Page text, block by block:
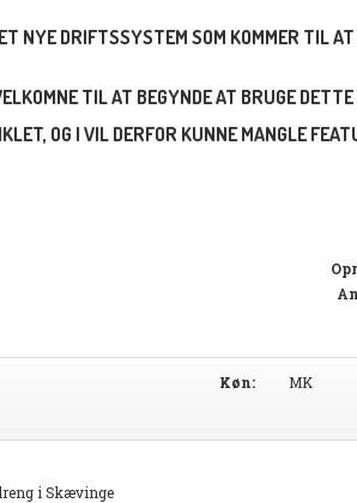
NYE DRIFTSSYSTEM SOM KOMMER TIL
TIL AT BEGYNDE AT BRUGE
OG I VIL DERFOR KUNNE MANGLE
Køn: MK
i Skævinge